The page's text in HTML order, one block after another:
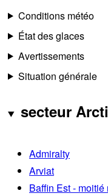
Conditions météo
État des glaces
Avertissements
Situation générale
secteur
Admiralty
Arviat
Baffin Est - moitié